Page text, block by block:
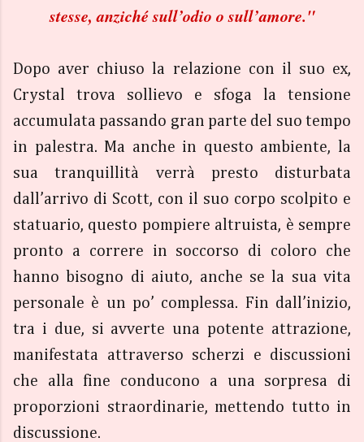
stesse, anziché sull’odio o sull’amore."
Dopo aver chiuso la relazione con il suo ex,
Crystal trova sollievo e sfoga la tensione
accumulata passando gran parte del suo tempo
in palestra. Ma anche in questo ambiente, la
sua tranquillità verrà presto disturbata
dall’arrivo di Scott, con il suo corpo scolpito e
statuario, questo pompiere altruista, è sempre
pronto a correre in soccorso di coloro che
hanno bisogno di aiuto, anche se la sua vita
personale è un po’ complessa. Fin dall’inizio,
tra i due, si avverte una potente attrazione,
manifestata attraverso scherzi e discussioni
che alla fine conducono a una sorpresa di
proporzioni straordinarie, mettendo tutto in
discussione.